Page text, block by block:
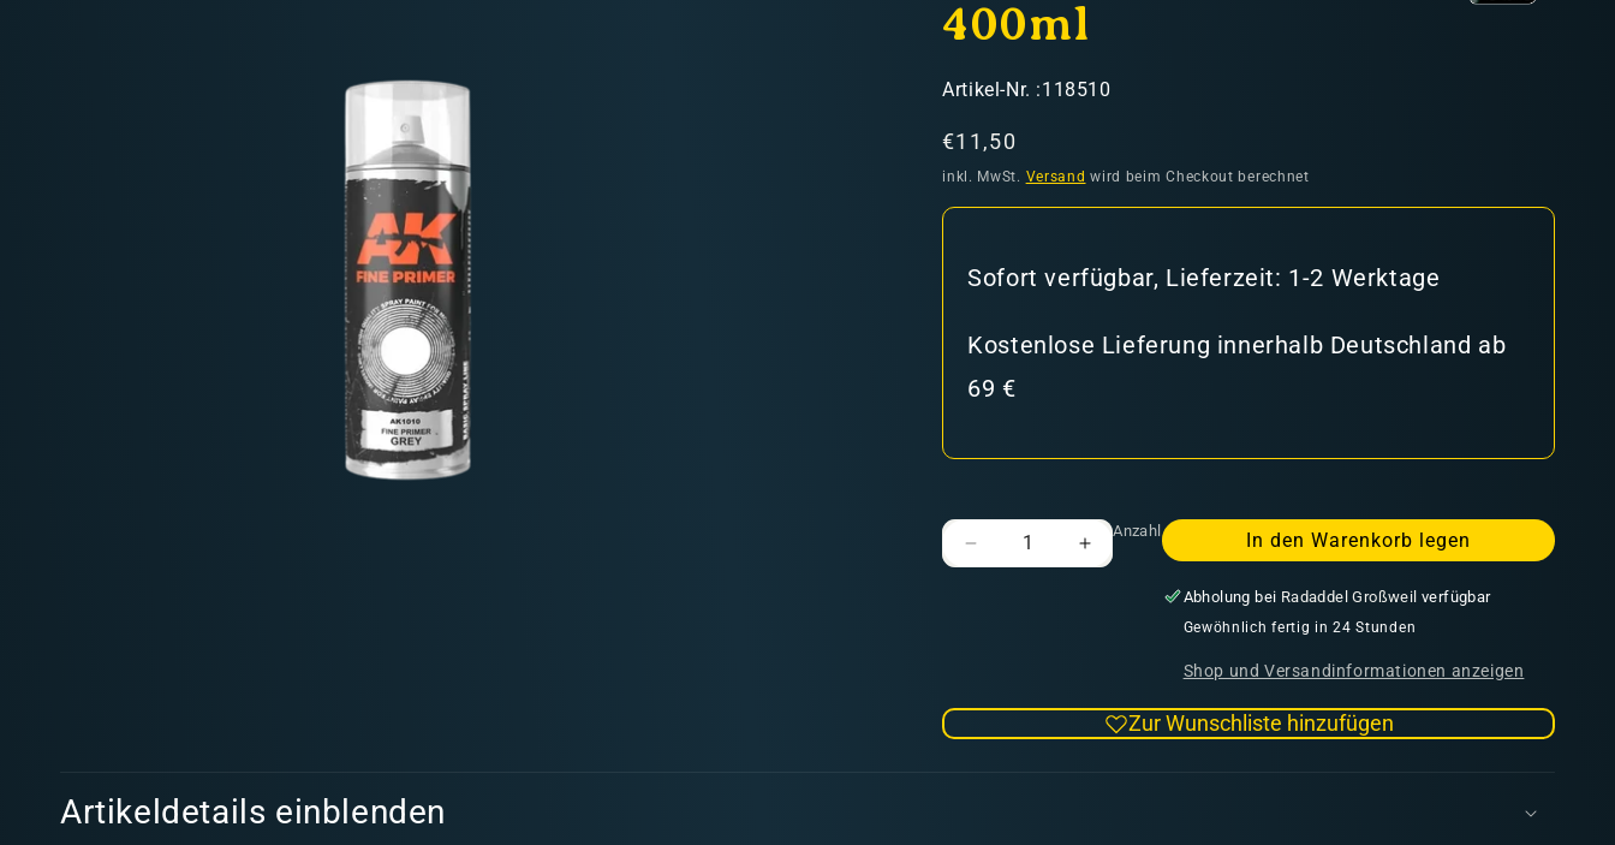
400ml
SKU:
Artikel-Nr. :118510
Normaler
Preis
€11,50
inkl. MwSt. Versand wird beim Checkout berechnet
Sofort verfügbar, Lieferzeit: 1-2 Werktage
Kostenlose Lieferung innerhalb Deutschland ab
69 €
In den Warenkorb legen
Abholung bei Radaddel Großweil verfügbar
Gewöhnlich fertig in 24 Stunden
Shop und Versandinformationen anzeigen
Anzahl
Verringere
Grey
Erhöhe
Grey
400mlZur Wunschliste hinzufügen
i
Artikeldetails einblenden
Nicht-EU: kein kostenloser Versand
Lieferungen in Nicht-EU-Länder (z. B. Schweiz)
nicht im Kaufpreis oder in den Versandkosten